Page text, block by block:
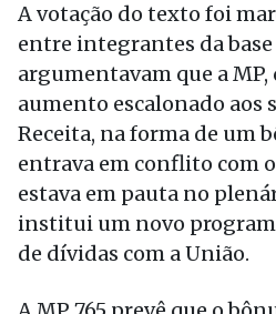
A votação do texto foi
entre integrantes da
argumentavam que a MP,
aumento escalonado aos
Receita, na forma de um
entrava em conflito com
estava em pauta no
institui um novo
de dívidas com a União.